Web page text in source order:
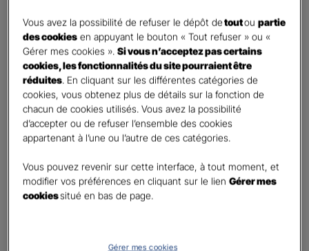
Civilité *
Madame
Monsieur
Contact*
First Last
Téléphone*
United
States
+1
E-mail *
Informations complémentaires (facultatif)
Vous avez la possibilité de refuser le dépôt detoutoupartie
des cookies en appuyant le bouton « Tout refuser » ou «
Gérer mes cookies ».Si vous n’acceptez pas certains
cookies, les fonctionnalités du site pourraient être
réduites. En cliquant sur les différentes catégories de
cookies, vous obtenez plus de détails sur la fonction de
chacun de cookies utilisés. Vous avez la possibilité
d’accepter ou de refuser l’ensemble des cookies
appartenant à l’une ou l’autre de ces catégories.
Vous pouvez revenir sur cette interface, à tout moment, et
modifier vos préférences en cliquant sur le lienGérer mes
cookiessitué en bas de page.
Gérer mes cookies